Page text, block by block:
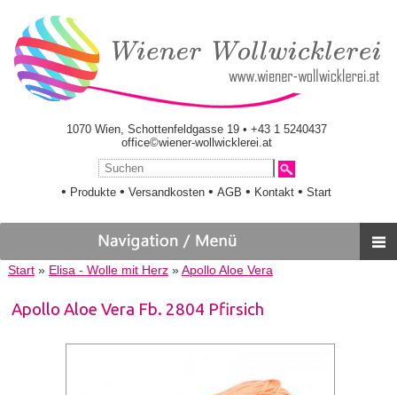
1070 Wien, Schottenfeldgasse 19 • +43 1 5240437
office©wiener-wollwicklerei.at
• Produkte •Versandkosten •AGB • Kontakt •Start
Start» Elisa - Wolle mit Herz» Apollo Aloe Vera
Apollo Aloe Vera Fb. 2804 Pfirsich